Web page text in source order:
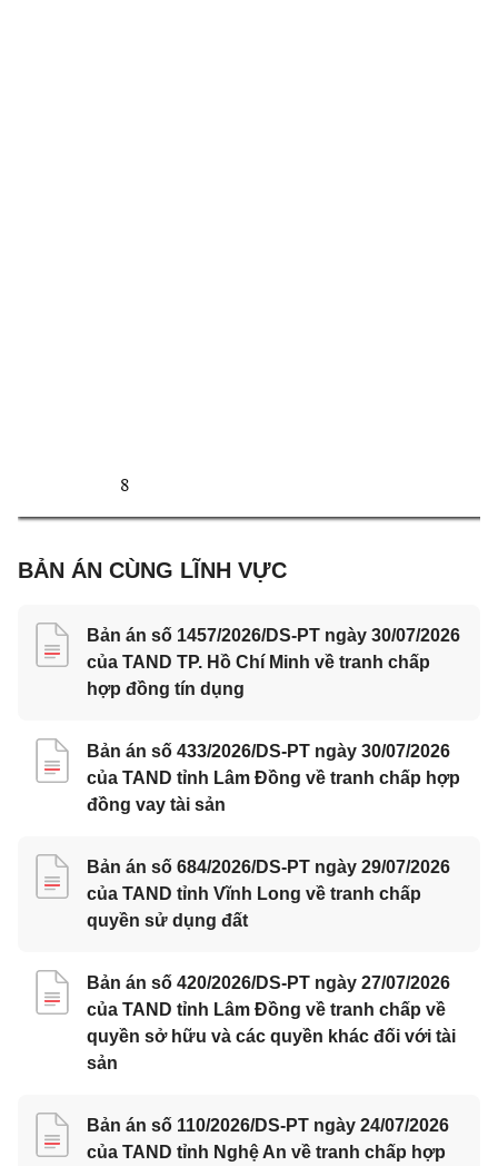
8
BẢN ÁN CÙNG LĨNH VỰC
Bản án số 1457/2026/DS-PT ngày 30/07/2026
của TAND TP. Hồ Chí Minh về tranh chấp
hợp đồng tín dụng
Bản án số 433/2026/DS-PT ngày 30/07/2026
của TAND tỉnh Lâm Đồng về tranh chấp hợp
đồng vay tài sản
Bản án số 684/2026/DS-PT ngày 29/07/2026
của TAND tỉnh Vĩnh Long về tranh chấp
quyền sử dụng đất
Bản án số 420/2026/DS-PT ngày 27/07/2026
của TAND tỉnh Lâm Đồng về tranh chấp về
quyền sở hữu và các quyền khác đối với tài
sản
Bản án số 110/2026/DS-PT ngày 24/07/2026
của TAND tỉnh Nghệ An về tranh chấp hợp